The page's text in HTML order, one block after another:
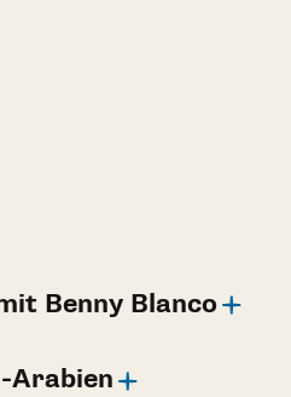
Benny Blanco
Arabien